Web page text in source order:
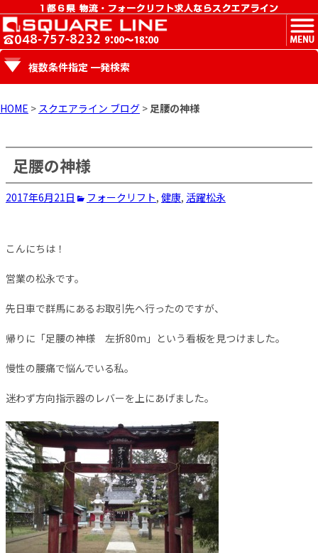
MENU
複数条件指定 一発検索
HOME > スクエアライン ブログ >足腰の神様
足腰の神様
2017年6月21日 フォークリフト, 健康, 活躍松永
こんにちは！
営業の松永です。
先日車で群馬にあるお取引先へ行ったのですが、
帰りに「足腰の神様 左折80m」という看板を見つけました。
慢性の腰痛で悩んでいる私。
迷わず方向指示器のレバーを上にあげました。